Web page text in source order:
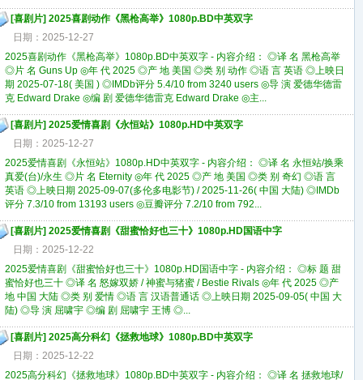
[喜剧片] 2025喜剧动作《黑枪高举》1080p.BD中英双字
日期：2025-12-27
2025喜剧动作《黑枪高举》1080p.BD中英双字 - 内容介绍： ◎译 名 黑枪高举
◎片 名 Guns Up ◎年 代 2025 ◎产 地 美国 ◎类 别 动作 ◎语 言 英语 ◎上映日
期 2025-07-18( 美国 ) ◎IMDb评分 5.4/10 from 3240 users ◎导 演 爱德华德雷
克 Edward Drake ◎编 剧 爱德华德雷克 Edward Drake ◎主...
[喜剧片] 2025爱情喜剧《永恒站》1080p.HD中英双字
日期：2025-12-27
2025爱情喜剧《永恒站》1080p.HD中英双字 - 内容介绍： ◎译 名 永恒站/换乘
真爱(台)/永生 ◎片 名 Eternity ◎年 代 2025 ◎产 地 美国 ◎类 别 奇幻 ◎语 言
英语 ◎上映日期 2025-09-07(多伦多电影节) / 2025-11-26( 中国 大陆) ◎IMDb
评分 7.3/10 from 13193 users ◎豆瓣评分 7.2/10 from 792...
[喜剧片] 2025爱情喜剧《甜蜜恰好也三十》1080p.HD国语中字
日期：2025-12-22
2025爱情喜剧《甜蜜恰好也三十》1080p.HD国语中字 - 内容介绍： ◎标 题 甜
蜜恰好也三十 ◎译 名 怒嫁双娇 / 神蜜与猪蜜 / Bestie Rivals ◎年 代 2025 ◎产
地 中国 大陆 ◎类 别 爱情 ◎语 言 汉语普通话 ◎上映日期 2025-09-05( 中国 大
陆) ◎导 演 屈啸宇 ◎编 剧 屈啸宇 王博 ◎...
[喜剧片] 2025高分科幻《拯救地球》1080p.BD中英双字
日期：2025-12-22
2025高分科幻《拯救地球》1080p.BD中英双字 - 内容介绍： ◎译 名 拯救地球/